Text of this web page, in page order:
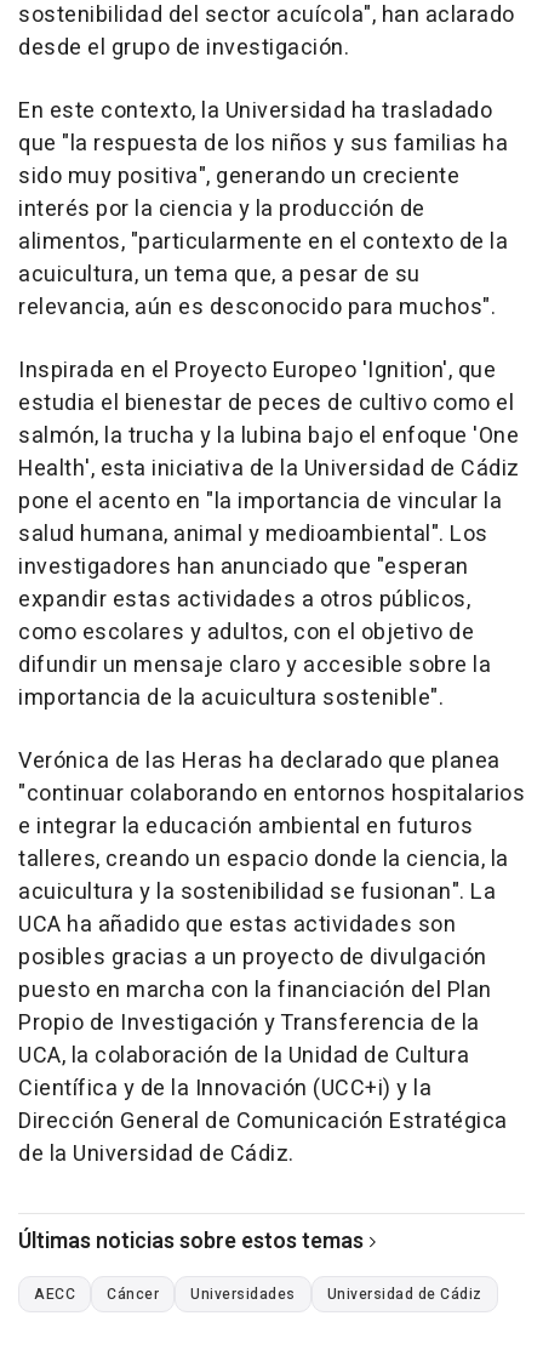
sostenibilidad del sector acuícola", han aclarado
desde el grupo de investigación.
En este contexto, la Universidad ha trasladado
que "la respuesta de los niños y sus familias ha
sido muy positiva", generando un creciente
interés por la ciencia y la producción de
alimentos, "particularmente en el contexto de la
acuicultura, un tema que, a pesar de su
relevancia, aún es desconocido para muchos".
Inspirada en el Proyecto Europeo 'Ignition', que
estudia el bienestar de peces de cultivo como el
salmón, la trucha y la lubina bajo el enfoque 'One
Health', esta iniciativa de la Universidad de Cádiz
pone el acento en "la importancia de vincular la
salud humana, animal y medioambiental". Los
investigadores han anunciado que "esperan
expandir estas actividades a otros públicos,
como escolares y adultos, con el objetivo de
difundir un mensaje claro y accesible sobre la
importancia de la acuicultura sostenible".
Verónica de las Heras ha declarado que planea
"continuar colaborando en entornos hospitalarios
e integrar la educación ambiental en futuros
talleres, creando un espacio donde la ciencia, la
acuicultura y la sostenibilidad se fusionan". La
UCA ha añadido que estas actividades son
posibles gracias a un proyecto de divulgación
puesto en marcha con la financiación del Plan
Propio de Investigación y Transferencia de la
UCA, la colaboración de la Unidad de Cultura
Científica y de la Innovación (UCC+i) y la
Dirección General de Comunicación Estratégica
de la Universidad de Cádiz.
Últimas noticias sobre estos temas
AECC Cáncer Universidades Universidad de Cádiz